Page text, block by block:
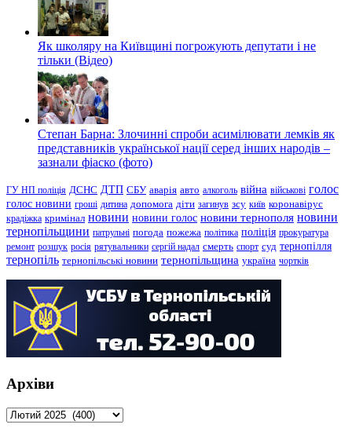
Як школяру на Київщині погрожують депутати і не
тільки (Відео)
Степан Барна: Злочинні спроби асимілювати лемків як
представників української нації серед інших народів –
зазнали фіаско (фото)
ГУ НП поліція ДСНС ДТП СБУ аварія авто алкоголь війна військові голос
голос новини гроші дитина допомога діти загинув зсу київ коронавірус
крадіжка кримінал новини новини голос новини тернополя новини
тернопільщини патрульні погода пожежа політика поліція прокуратура
ремонт розшук росія рятувальники сергій надал смерть спорт суд тернопілля
тернопіль тернопільські новини тернопільщина україна чортків
Архіви
Архіви